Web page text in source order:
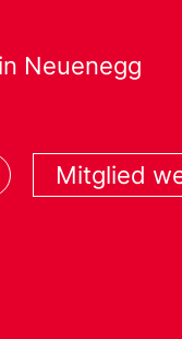
Neuenegg
Mitglied